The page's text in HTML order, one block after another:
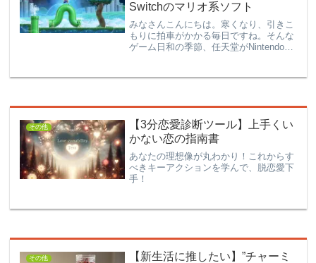
Switchのマリオ系ソフト
みなさんこんにちは。寒くなり、引きこ
もりに拍車がかかる毎日ですね。そんな
ゲーム日和の季節、任天堂がNintendo
スプレゼントにあげれば喜ばれること間
その他
【3分恋愛診断ツール】上手くい
かない恋の指南書
あなたの理想像が丸わかり！これからす
べきキーアクションを学んで、脱恋愛下
手！
その他
【新生活に推したい】”チャーミ